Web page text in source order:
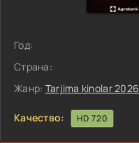
Год:
Страна:
Жанр: Tarjima kinolar 2026
Качество: HD 720